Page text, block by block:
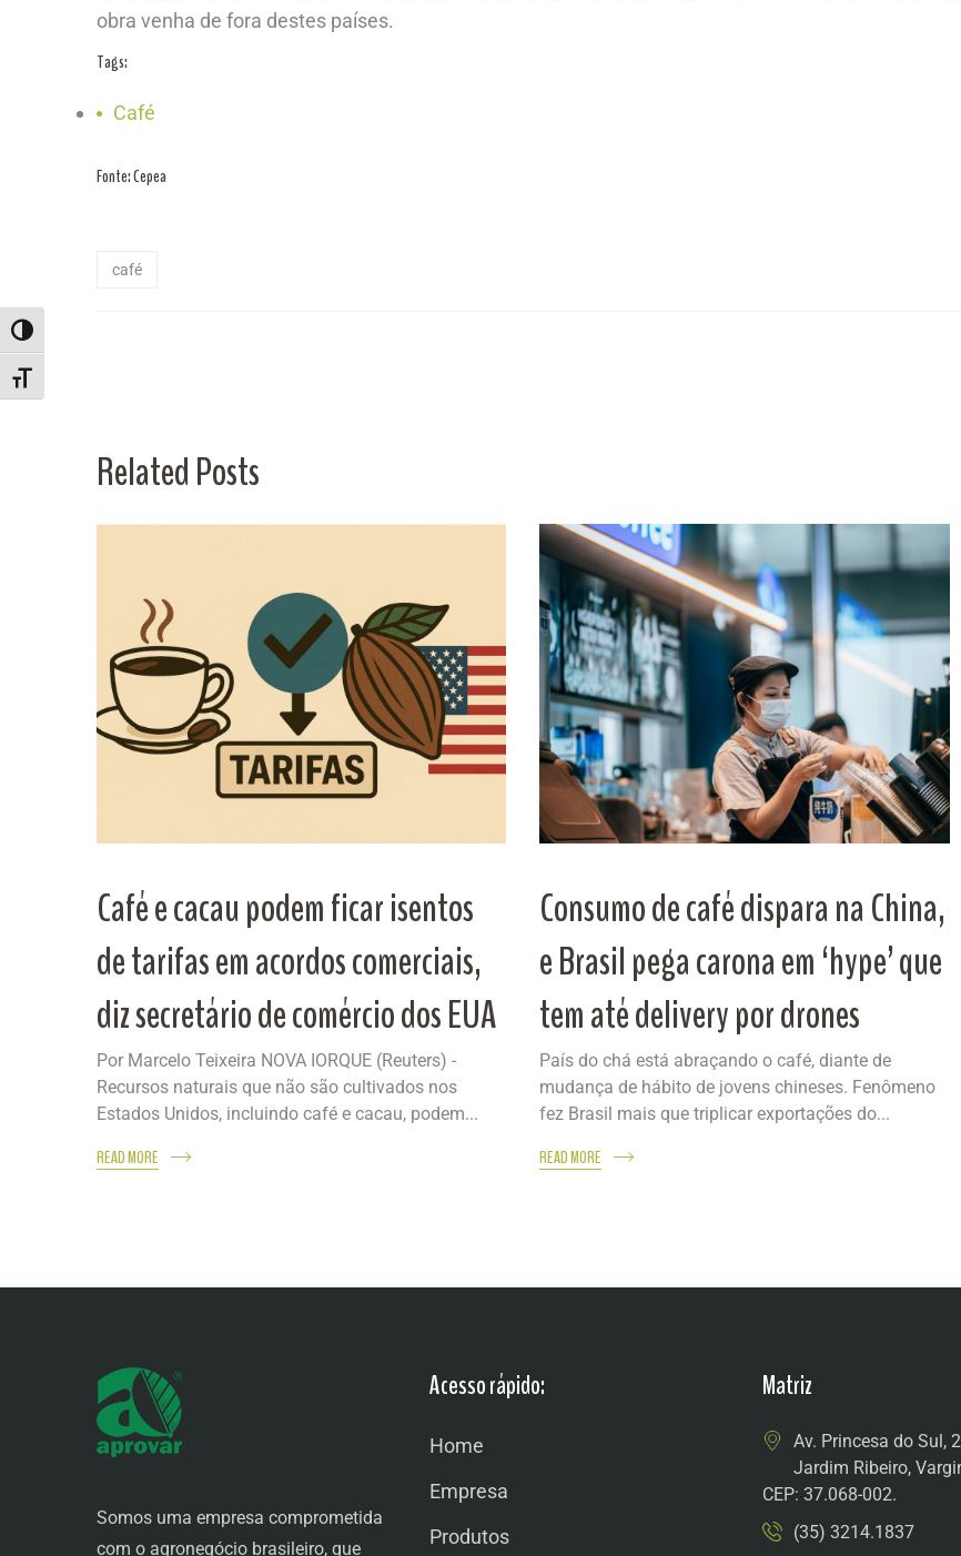
ALTERNAR ALTO CONTRASTE
ALTERNAR TAMANHO DA FONTE
obra venha de fora destes países.
Tags:
Café
Fonte: Cepea
café
Related Posts
Café e cacau podem ficar isentos
de tarifas em acordos comerciais,
diz secretário de comércio dos EUA
Por Marcelo Teixeira NOVA IORQUE (Reuters) -
Recursos naturais que não são cultivados nos
Estados Unidos, incluindo café e cacau, podem...
READ MORE
Consumo de café dispara na China,
e Brasil pega carona em ‘hype’ que
tem até delivery por drones
País do chá está abraçando o café, diante de
mudança de hábito de jovens chineses. Fenômeno
fez Brasil mais que triplicar exportações do...
READ MORE
Somos uma empresa comprometida
com o agronegócio brasileiro, que
Acesso rápido:
Home
Empresa
Produtos
Matriz
Av. Princesa do Sul,
Jardim Ribeiro,
CEP: 37.068-002.
(35) 3214.1837